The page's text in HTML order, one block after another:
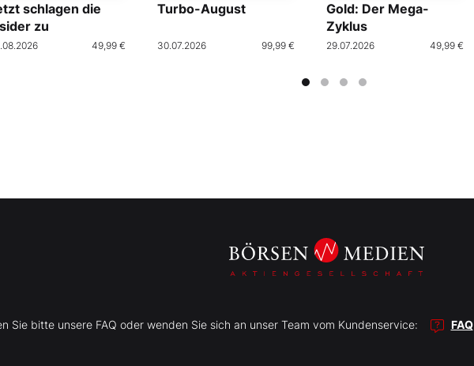
schlagen die
zu
49,99 €
Turbo-August
30.07.2026 99,99 €
Gold: Der Mega-
Zyklus
29.07.2026 49,99 €
Sie bitte unsere FAQ oder wenden Sie sich an unser Team vom Kundenservice: FAQ